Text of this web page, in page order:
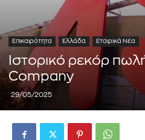
Επικαιρότητα Ελλάδα Εταιρικά Νέα
Ιστορικό ρεκόρ
Company
29/05/2025